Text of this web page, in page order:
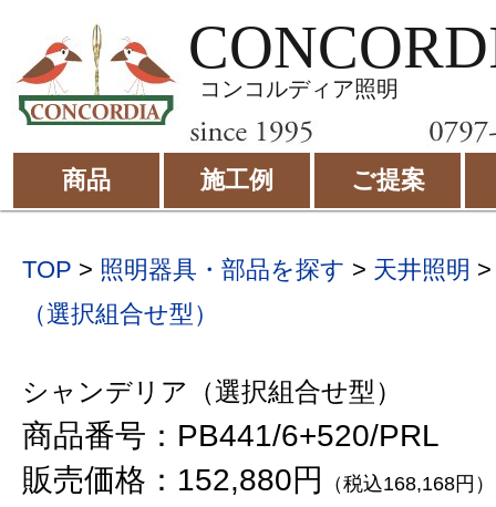
コンコルディア照明
商品 施工例 ご提案
TOP > 照明器具・部品を探す > 天井照明
（選択組合せ型）
シャンデリア（選択組合せ型）
商品番号：PB441/6+520/PRL
販売価格：152,880円
（税込168,168円）